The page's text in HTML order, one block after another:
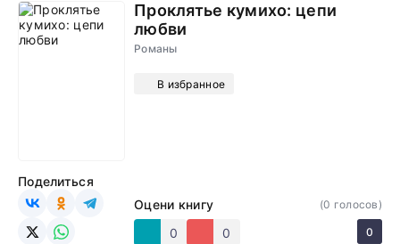
Проклятье кумихо: цепи
любви
Романы
В избранное
Оцени книгу
0
0
(0 голосов)
0
Поделиться